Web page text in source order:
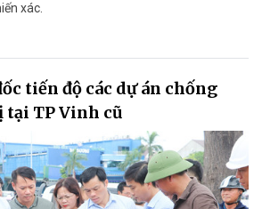
xác.
tiến độ các dự án chống
tại TP Vinh cũ